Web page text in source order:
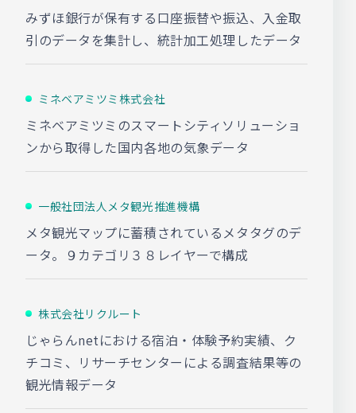
みずほ銀行が保有する口座振替や振込、入金取
引のデータを集計し、統計加工処理したデータ
ミネベアミツミ株式会社
ミネベアミツミのスマートシティソリューショ
ンから取得した国内各地の気象データ
一般社団法人メタ観光推進機構
メタ観光マップに蓄積されているメタタグのデ
ータ。９カテゴリ３８レイヤーで構成
株式会社リクルート
じゃらんnetにおける宿泊・体験予約実績、ク
チコミ、リサーチセンターによる調査結果等の
観光情報データ